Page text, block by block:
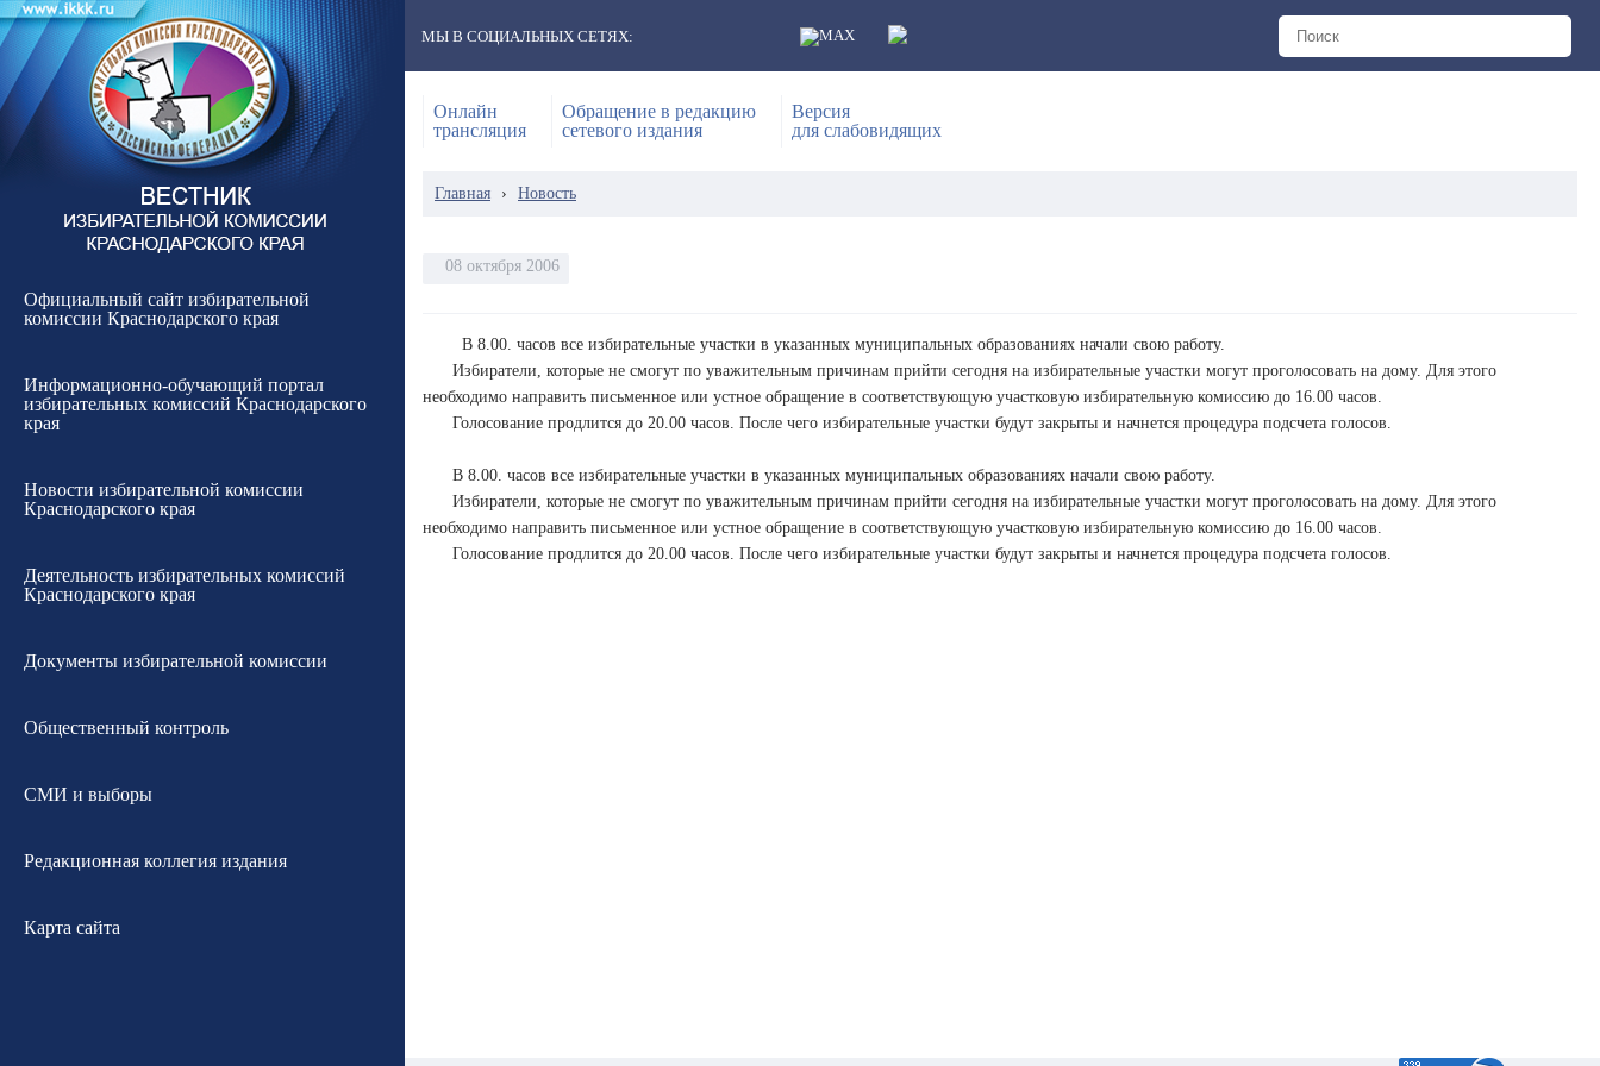
Официальный сайт избирательной
комиссии Краснодарского края
Информационно-обучающий портал
избирательных комиссий Краснодарского
края
Новости избирательной комиссии
Краснодарского края
Деятельность избирательных комиссий
Краснодарского края
Документы избирательной комиссии
Общественный контроль
СМИ и выборы
Редакционная коллегия издания
Карта сайта
МЫ В СОЦИАЛЬНЫХ СЕТЯХ:
Онлайн
трансляция
Обращение в редакцию
сетевого издания
Версия
для слабовидящих
Главная › Новость
08 октября 2006
В 8.00. часов все избирательные участки в указанных муниципальных образованиях начали свою работу.
Избиратели, которые не смогут по уважительным причинам прийти сегодня на избирательные участки могут проголосовать на дому. Для этого
необходимо направить письменное или устное обращение в соответствующую участковую избирательную комиссию до 16.00 часов.
Голосование продлится до 20.00 часов. После чего избирательные участки будут закрыты и начнется процедура подсчета голосов.
В 8.00. часов все избирательные участки в указанных муниципальных образованиях начали свою работу.
Избиратели, которые не смогут по уважительным причинам прийти сегодня на избирательные участки могут проголосовать на дому. Для этого
необходимо направить письменное или устное обращение в соответствующую участковую избирательную комиссию до 16.00 часов.
Голосование продлится до 20.00 часов. После чего избирательные участки будут закрыты и начнется процедура подсчета голосов.